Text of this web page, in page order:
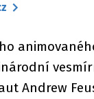
Andrew